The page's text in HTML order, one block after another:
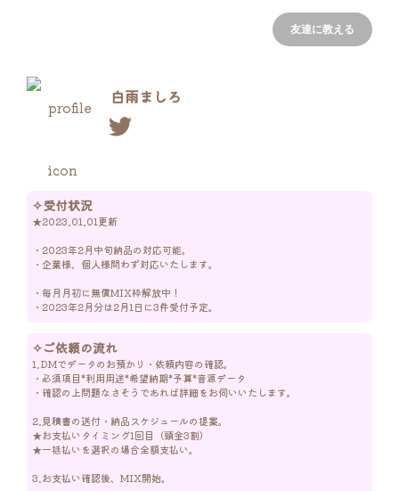
友達に教える
白雨ましろ
✧受付状況
★2023.01.01更新
・2023年2月中旬納品の対応可能。
・企業様、個人様問わず対応いたします。
・毎月月初に無償MIX枠解放中！
・2023年2月分は2月1日に3件受付予定。
✧ご依頼の流れ
1.DMでデータのお預かり・依頼内容の確認。
・必須項目*利用用途*希望納期*予算*音源データ
・確認の上問題なさそうであれば詳細をお伺いいたします。
2.見積書の送付・納品スケジュールの提案。
★お支払いタイミング1回目（頭金3割）
★一括払いを選択の場合全額支払い。
3.お支払い確認後、MIX開始。